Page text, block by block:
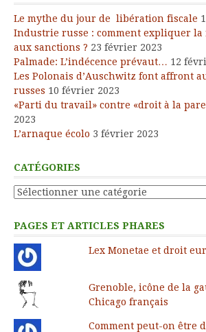
Le mythe du jour de libération fiscale
Industrie russe : comment expliquer la
aux sanctions ? 23 février 2023
Palmade: L’indécence prévaut… 12
Les Polonais d’Auschwitz font affront
russes 10 février 2023
«Parti du travail» contre «droit à la
2023
L’arnaque écolo 3 février 2023
CATÉGORIES
Catégories
PAGES ET ARTICLES PHARES
Lex Monetae et droit
Grenoble, icône de la
Chicago français
Comment peut-on être